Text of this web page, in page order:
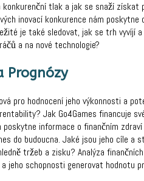
konkurenční tlak a jak se snaží
inovací konkurence nám
je také sledovat, jak se trh vyvíjí
a na nové technologie?
Prognózy
pro hodnocení jeho výkonnosti a
Jak Go4Games financuje
poskytne informace o finančním
do budoucna. Jaké jsou jeho cíle
tržeb a zisku? Analýza
jeho schopnosti generovat hodnotu